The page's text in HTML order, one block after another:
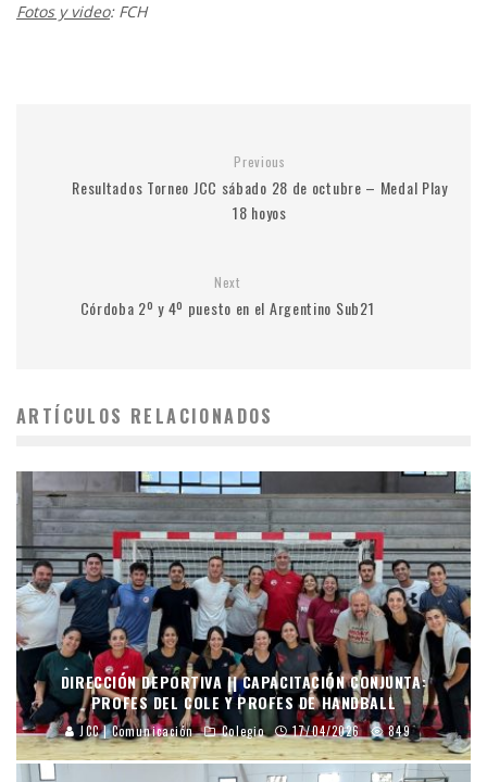
Fotos y video: FCH
Previous
Resultados Torneo JCC sábado 28 de octubre – Medal Play
18 hoyos
Next
Córdoba 2º y 4º puesto en el Argentino Sub21
ARTÍCULOS RELACIONADOS
DIRECCIÓN DEPORTIVA || CAPACITACIÓN CONJUNTA:
PROFES DEL COLE Y PROFES DE HANDBALL
JCC | Comunicación Colegio 17/04/2026 849